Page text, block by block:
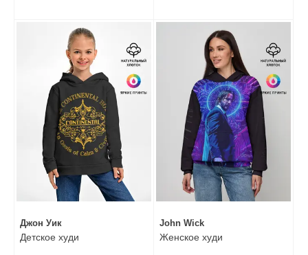
Джон Уик
Детское худи
John Wick
Женское худи